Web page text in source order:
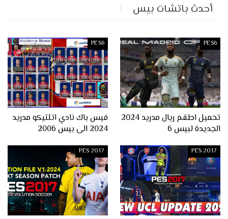
أحدث باتشات بيس
PES6
تحميل اطقم ريال مدريد 2024
الجديدة لبيس 6
PES6
فيس باك نادي اتلتيكو مدريد
2024 الى بيس 2006
PES 2017
PES 2017